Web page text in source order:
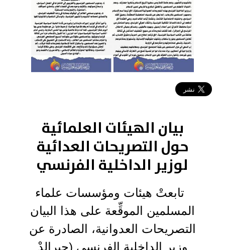
بيان الهيئات العلمائية
حول التصريحات العدائية
لوزير الداخلية الفرنسي
تابعتْ هيئات ومؤسسات علماء
المسلمين الموقِّعة على هذا البيان
التصريحات العدوانية، الصادرة عن
وزير الداخلية الفرنسي (جِيرالدْ